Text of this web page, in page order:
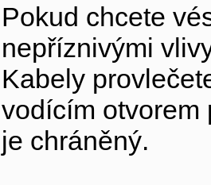
Pokud chcete
nepříznivými
Kabely
vodícím otvorem
je chráněný.